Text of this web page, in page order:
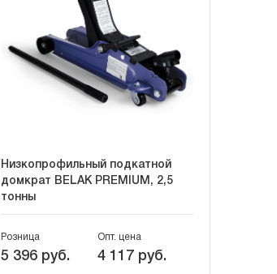
Низкопрофильный подкатной
домкрат BELAK PREMIUM, 2,5
тонны
Розница
5 396 руб.
Опт. цена
4 117 руб.